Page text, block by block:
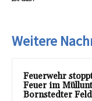
Weitere
Feuerwehr
Feuer im
Bornstedter Feld